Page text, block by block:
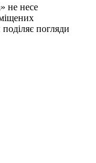
не несе
погляди